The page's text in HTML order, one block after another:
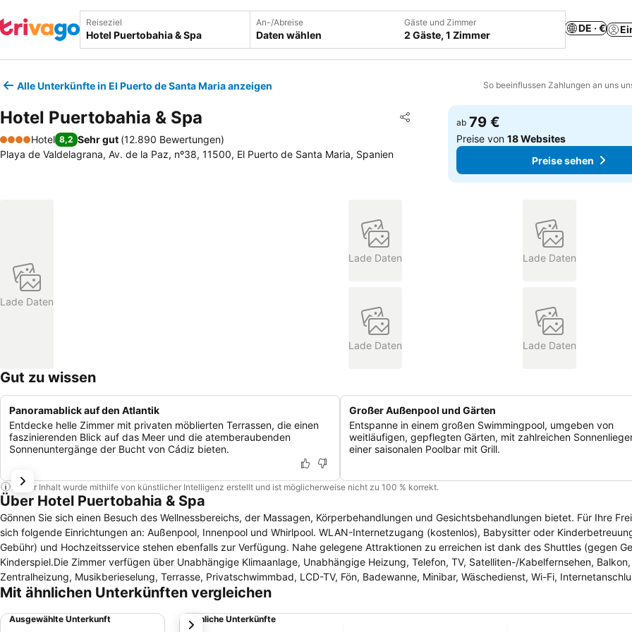
Reiseziel An-/Abreise
Daten wählen
Gäste und Zimmer
2 Gäste, 1 Zimmer
DE · €
Alle Unterkünfte in El Puerto de Santa Maria anzeigen So beeinflussen Zahlungen an uns
Hotel Puertobahia & Spa Teilen
Zu Favoriten hinzufügen
4 Sterne
Hotel 8,2 Sehr gut (12.890 Bewertungen)
Playa de Valdelagrana, Av. de la Paz, nº38, 11500, El Puerto de Santa Maria, Spanien
ab 79 €
Preise von18 Websites
Preise sehen
Lade Daten
Lade Daten Lade Daten
Lade Daten Lade Daten
Gut zu wissen
Panoramablick auf den Atlantik
Entdecke helle Zimmer mit privaten möblierten Terrassen, die einen
faszinierenden Blick auf das Meer und die atemberaubenden
Sonnenuntergänge der Bucht von Cádiz bieten.
Großer Außenpool und Gärten
Entspanne in einem großen Swimmingpool, umgeben von
weitläufigen, gepflegten Gärten, mit zahlreichen
einer saisonalen Poolbar mit Grill.
Dieser Inhalt wurde mithilfe von künstlicher Intelligenz erstellt und ist möglicherweise nicht zu 100 % korrekt.
Über Hotel Puertobahia & Spa
Gönnen Sie sich einen Besuch des Wellnessbereichs, der Massagen, Körperbehandlungen und Gesichtsbehandlungen bietet. Für Ihre
sich folgende Einrichtungen an: Außenpool, Innenpool und Whirlpool. WLAN-Internetzugang (kostenlos), Babysitter oder
Gebühr) und Hochzeitsservice stehen ebenfalls zur Verfügung. Nahe gelegene Attraktionen zu erreichen ist dank des Shuttles (gegen
Kinderspiel.Die Zimmer verfügen über Unabhängige Klimaanlage, Unabhängige Heizung, Telefon, TV, Satelliten-/Kabelfernsehen, Balkon,
Zentralheizung, Musikberieselung, Terrasse, Privatschwimmbad, LCD-TV, Fön, Badewanne, Minibar, Wäschedienst, Wi-Fi,
und zwischen unseren Dienstleistungen und Einrichtungen zur Verfügung gibt es Klimaanlage, Aufzüge, Heizung, Sommeraußenterrasse,
Cafeteria und Garten. Haben auch Geldwechsel, Mehrsprachiges Personal, Knöpfe, Kofferraum, Wi-Fi, Touristeninformation,
Mit ähnlichen Unterkünften vergleichen
Ausgewählte Unterkunft Ähnliche Unterkünfte
weiter